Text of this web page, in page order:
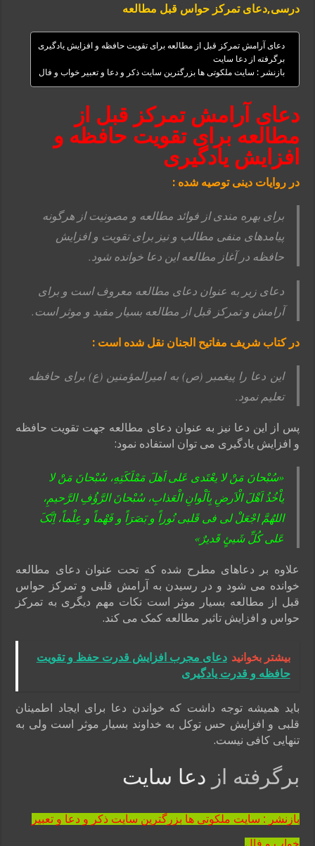
درسی,دعای تمرکز حواس قبل مطالعه
دعای آرامش تمرکز قبل از مطالعه برای تقویت حافظه و افزایش یادگیری
برگرفته از دعا سایت
بازنشر : سایت ملکوتی ها بزرگترین سایت ذکر و دعا و تعبیر خواب و فال
دعای آرامش تمرکز قبل از
مطالعه برای تقویت حافظه و
افزایش یادگیری
در روایات دینی توصیه شده :
برای بهره مندی از فوائد مطالعه و مصونیت از هرگونه
پیامدهای منفی مطالب و نیز برای تقویت و افزایش
حافظه در آغاز مطالعه این دعا خوانده شود.
دعای زیر به عنوان دعای مطالعه معروف است و برای
آرامش و تمرکز قبل از مطالعه بسیار مفید و موثر است.
در کتاب شریف مفاتیح ‏الجنان نقل شده است :
این دعا را پیغمبر (ص) به امیرالمؤمنین (ع) براى حافظه
تعلیم نمود.
پس از این دعا نیز به عنوان دعای مطالعه جهت تقویت حافظه
و افزایش یادگیری می توان استفاده نمود:
«سُبْحانَ مَنْ لا یعْتَدی عَلی اَهلَ مَمْلَکَتِهِ، سُبْحانَ مَنْ لا
یاْخُذُ اَهْلَ الْاَرضِ بِاَلْوانِ الْعَذابِ،سُبْحانَ الرَّؤُفِ الرَّحیمِ،
اللهُمَّ اجْعَلْ لی فی قَلبی نُوراً و بَصَرَاً و فَهْماً و عِلْماً، اِنَّکَ
عَلی کُلِّ شَیئٍ قَدیرٌ»
علاوه بر دعاهای مطرح شده که تحت عنوان دعای مطالعه
خوانده می شود و در رسیدن به آرامش قلبی و تمرکز حواس
قبل از مطالعه بسیار موثر است نکات مهم دیگری به تمرکز
حواس و افزایش تاثیر مطالعه کمک می کند.
بیشتر بخوانید دعای مجرب افزایش قدرت حفظ و تقویت
حافظه و قدرت یادگیری
باید همیشه توجه داشت که خواندن دعا برای ایجاد اطمینان
قلبی و افزایش حس توکل به خداوند بسیار موثر است ولی به
تنهایی کافی نیست.
برگرفته از دعا سایت
بازنشر : سایت ملکوتی ها بزرگترین سایت ذکر و دعا و تعبیر
خواب و فال